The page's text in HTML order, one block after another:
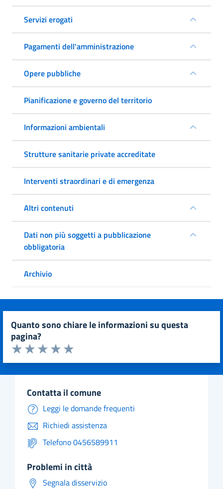
Servizi erogati
Pagamenti dell'amministrazione
Opere pubbliche
Pianificazione e governo del territorio
Informazioni ambientali
Strutture sanitarie private accreditate
Interventi straordinari e di emergenza
Altri contenuti
Dati non più soggetti a pubblicazione
obbligatoria
Archivio
quanto sono chiare le informazioni su questa
pagina?
Valuta da 1 a 5 stelle la pagina
Valuta 5 stelle su 5
Valuta 4 stelle su 5
Valuta 3 stelle su 5
Valuta 2 stelle su 5
Valuta 1 stelle su 5
contatta il comune
Leggi le domande frequenti
Richiedi assistenza
Telefono 0456589911
problemi in città
Segnala disservizio